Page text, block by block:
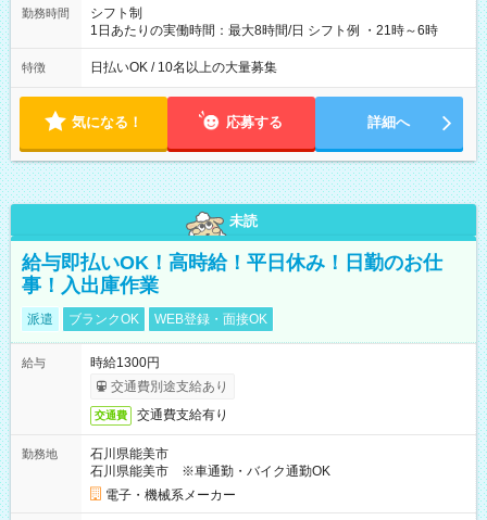
勤務時間
シフト制
1日あたりの実働時間：最大8時間/日 シフト例 ・21時～6時
特徴 日払いOK / 10名以上の大量募集
気になる！ 応募する 詳細へ
未読
給与即払いOK！高時給！平日休み！日勤のお仕
事！入出庫作業
派遣 ブランクOK WEB登録・面接OK
給与
時給1300円
交通費別途支給あり
交通費 交通費支給有り
勤務地
石川県能美市
石川県能美市 ※車通勤・バイク通勤OK
電子・機械系メーカー